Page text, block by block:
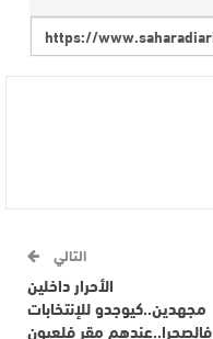
التالي
الأحرار داخلين
مجهدين..كيوجدو للإنتخابات
فالصحرا..عندهم مقر فلعيون